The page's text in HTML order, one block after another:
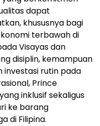
dapat
khususnya bagi
terbawah di
Visayas dan
disiplin, kemampuan
investasi rutin pada
Prince
inklusif sekaligus
ke barang
di Filipina.